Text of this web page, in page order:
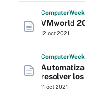
Computer
VMworld
12 oct 2021
Computer
resolver
11 oct 2021